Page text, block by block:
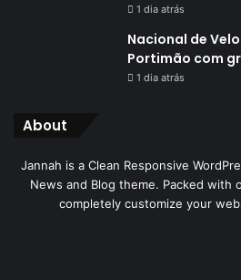
1 dia atrás
Nacional de
Portimão com
1 dia atrás
About
Jannah is a Clean Responsive
News and Blog theme. Packed with
completely customize your